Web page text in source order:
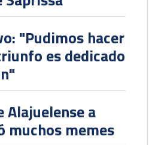
"Pudimos hacer
es dedicado
Alajuelense a
muchos memes